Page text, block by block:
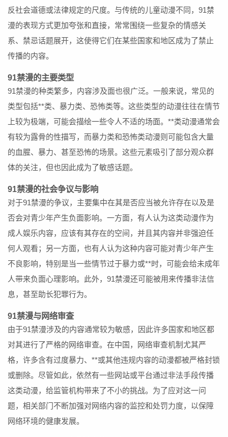
反社会道德或法律规定的尺度。与传统的儿童动漫不同，91禁
漫的表现方式更加夸张和直接，常常围绕一些复杂的情感关
系、禁忌话题展开，这使得它们在某些国家和地区成为了禁止
传播的内容。
91禁漫的主要类型
91禁漫的种类繁多，内容涉及面也很广泛。一般来说，常见的
类型包括**类、暴力类、恐怖类等。这些类型的动漫往往在情节
上较为极端，可能会描绘一些令人不适的场面。**类动漫通常会
有较为露骨的性描写，而暴力类和恐怖类动漫则可能包含大量
的血腥、暴力、甚至恐怖的场景。这些元素吸引了部分观众群
体的关注，但也因此成为了敏感话题。
91禁漫的社会争议与影响
对于91禁漫的争议，主要集中在其是否应当被允许存在以及是
否会对青少年产生负面影响。一方面，有人认为这类动漫作为
成人娱乐内容，应该有其存在的空间，并且其内容并非强迫任
何人观看；另一方面，也有人认为这种内容可能对青少年产生
不良影响，特别是当一些情节过于暴力或**时，可能会给未成年
人带来负面心理影响。此外，91禁漫还可能被用来传播非法信
息，甚至助长犯罪行为。
91禁漫与网络审查
由于91禁漫涉及的内容通常较为敏感，因此许多国家和地区都
对其进行了严格的网络审查。在中国，网络审查机制尤其严
格，许多含有过度暴力、**或其他违规内容的动漫都被严格封锁
或删除。尽管如此，依然有一些网站或平台通过非法手段传播
这类动漫，给监管机构带来了不小的挑战。为了应对这一问
题，相关部门不断加强对网络内容的监控和处罚力度，以保障
网络环境的健康发展。